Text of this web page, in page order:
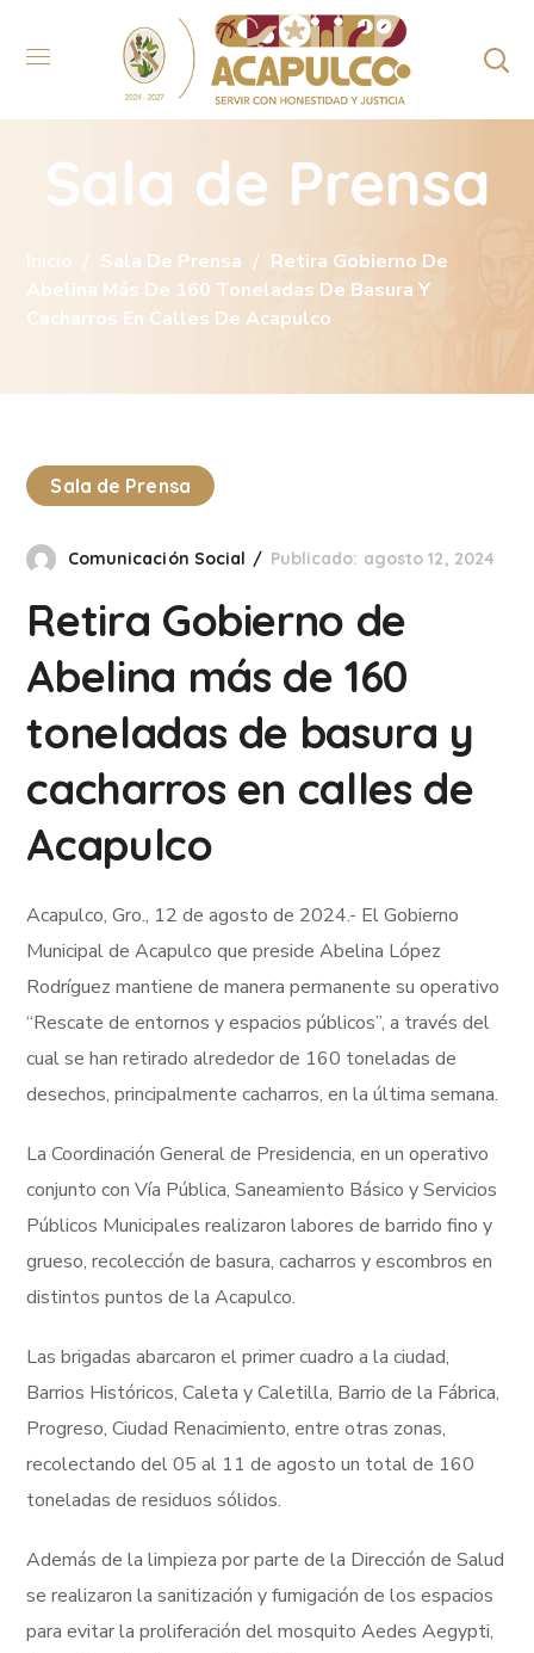
Sala de Prensa
Inicio Sala De Prensa
Retira Gobierno De
Abelina Más De 160 Toneladas De Basura Y
Cacharros En Calles De Acapulco
Sala de Prensa
Comunicación Social Publicado: agosto 12, 2024
Retira Gobierno de
Abelina más de 160
toneladas de basura y
cacharros en calles de
Acapulco
Acapulco, Gro., 12 de agosto de 2024.- El Gobierno
Municipal de Acapulco que preside Abelina López
Rodríguez mantiene de manera permanente su operativo
“Rescate de entornos y espacios públicos”, a través del
cual se han retirado alrededor de 160 toneladas de
desechos, principalmente cacharros, en la última semana.
La Coordinación General de Presidencia, en un operativo
conjunto con Vía Pública, Saneamiento Básico y Servicios
Públicos Municipales realizaron labores de barrido fino y
grueso, recolección de basura, cacharros y escombros en
distintos puntos de la Acapulco.
Las brigadas abarcaron el primer cuadro a la ciudad,
Barrios Históricos, Caleta y Caletilla, Barrio de la Fábrica,
Progreso, Ciudad Renacimiento, entre otras zonas,
recolectando del 05 al 11 de agosto un total de 160
toneladas de residuos sólidos.
Además de la limpieza por parte de la Dirección de Salud
se realizaron la sanitización y fumigación de los espacios
para evitar la proliferación del mosquito Aedes Aegypti,